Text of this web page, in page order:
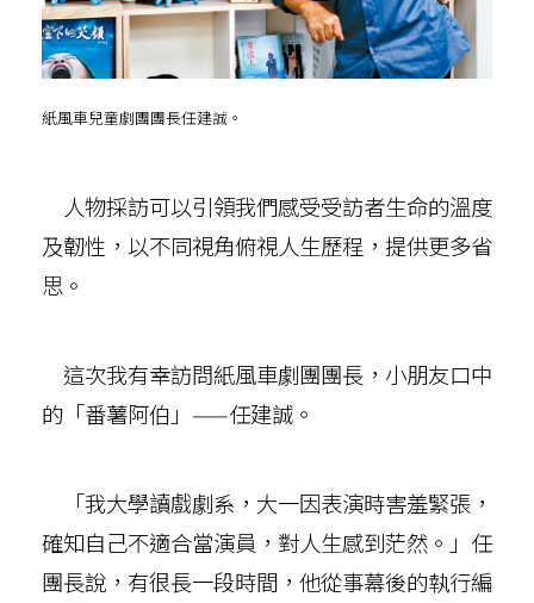
紙風車兒童劇團團長任建誠。
人物採訪可以引領我們感受受訪者生命的溫度
及韌性，以不同視角俯視人生歷程，提供更多省
思。
這次我有幸訪問紙風車劇團團長，小朋友口中
的「番薯阿伯」——任建誠。
「我大學讀戲劇系，大一因表演時害羞緊張，
確知自己不適合當演員，對人生感到茫然。」任
團長說，有很長一段時間，他從事幕後的執行編